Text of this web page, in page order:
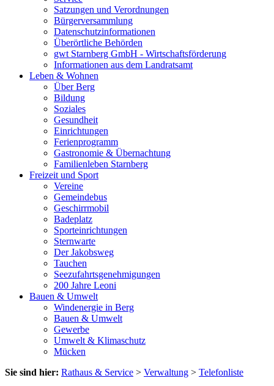
Satzungen und Verordnungen
Bürgerversammlung
Datenschutzinformationen
Überörtliche Behörden
gwt Starnberg GmbH - Wirtschaftsförderung
Informationen aus dem Landratsamt
Leben & Wohnen
Über Berg
Bildung
Soziales
Gesundheit
Einrichtungen
Ferienprogramm
Gastronomie & Übernachtung
Familienleben Starnberg
Freizeit und Sport
Vereine
Gemeindebus
Geschirrmobil
Badeplatz
Sporteinrichtungen
Sternwarte
Der Jakobsweg
Tauchen
Seezufahrtsgenehmigungen
200 Jahre Leoni
Bauen & Umwelt
Windenergie in Berg
Bauen & Umwelt
Gewerbe
Umwelt & Klimaschutz
Mücken
Sie sind hier: Rathaus & Service > Verwaltung > Telefonliste